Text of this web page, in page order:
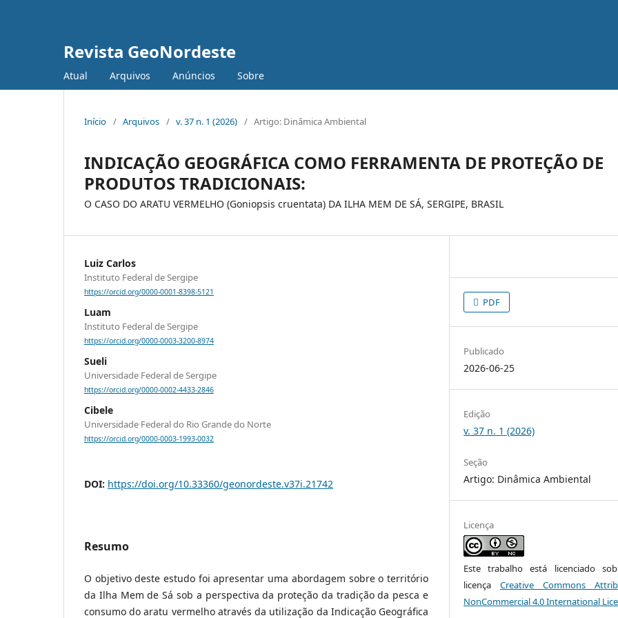
Revista GeoNordeste
Atual Arquivos Anúncios Sobre
Início / Arquivos / v. 37 n. 1 (2026) / Artigo: Dinâmica Ambiental
INDICAÇÃO GEOGRÁFICA COMO FERRAMENTA DE PROTEÇÃO DE
PRODUTOS TRADICIONAIS:
O CASO DO ARATU VERMELHO (Goniopsis cruentata) DA ILHA MEM DE SÁ, SERGIPE, BRASIL
Luiz Carlos
Instituto Federal de Sergipe
https://orcid.org/0000-0001-8398-5121
Luam
Instituto Federal de Sergipe
https://orcid.org/0000-0003-3200-8974
Sueli
Universidade Federal de Sergipe
https://orcid.org/0000-0002-4433-2846
Cibele
Universidade Federal do Rio Grande do Norte
https://orcid.org/0000-0003-1993-0032
DOI: https://doi.org/10.33360/geonordeste.v37i.21742
Resumo
O objetivo deste estudo foi apresentar uma abordagem sobre o território
da Ilha Mem de Sá sob a perspectiva da proteção da tradição da pesca e
consumo do aratu vermelho através da utilização da Indicação Geográfica
PDF
Publicado
2026-06-25
Edição
v. 37 n. 1 (2026)
Seção
Artigo: Dinâmica Ambiental
Licença
Este trabalho está licenciado
licençaCreative Commons
NonCommercial 4.0 International